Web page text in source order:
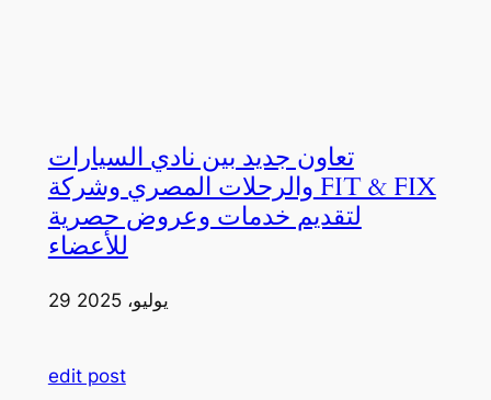
تعاون جديد بين نادي السيارات
والرحلات المصري وشركة FIT & FIX
لتقديم خدمات وعروض حصرية
للأعضاء
29 يوليو، 2025
edit post